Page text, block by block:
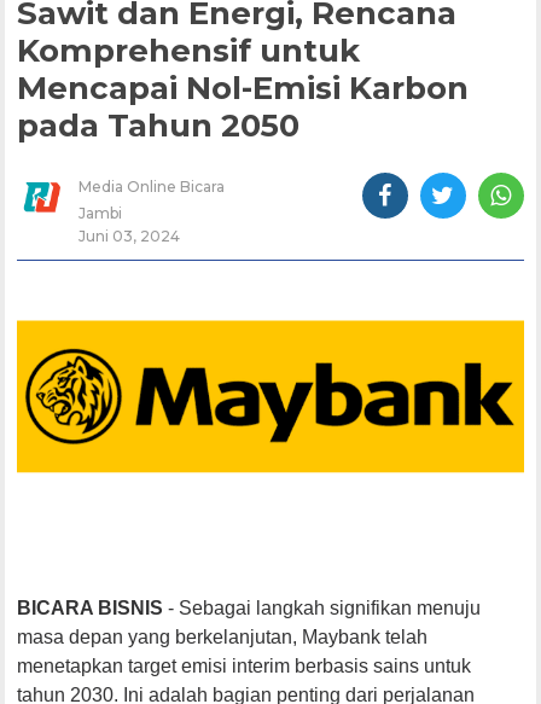
Sawit dan Energi, Rencana
Komprehensif untuk
Mencapai Nol-Emisi Karbon
pada Tahun 2050
Media Online Bicara
Jambi
Juni 03, 2024
BICARA BISNIS - Sebagai langkah signifikan menuju
masa depan yang berkelanjutan, Maybank telah
menetapkan target emisi interim berbasis sains untuk
tahun 2030. Ini adalah bagian penting dari perjalanan